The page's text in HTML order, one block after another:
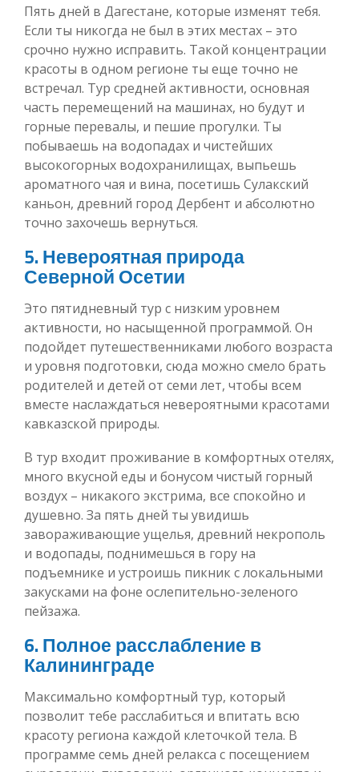
Пять дней в Дагестане, которые изменят тебя.
Если ты никогда не был в этих местах – это
срочно нужно исправить. Такой концентрации
красоты в одном регионе ты еще точно не
встречал. Тур средней активности, основная
часть перемещений на машинах, но будут и
горные перевалы, и пешие прогулки. Ты
побываешь на водопадах и чистейших
высокогорных водохранилищах, выпьешь
ароматного чая и вина, посетишь Сулакский
каньон, древний город Дербент и абсолютно
точно захочешь вернуться.
5. Невероятная природа
Северной Осетии
Это пятидневный тур с низким уровнем
активности, но насыщенной программой. Он
подойдет путешественниками любого возраста
и уровня подготовки, сюда можно смело брать
родителей и детей от семи лет, чтобы всем
вместе наслаждаться невероятными красотами
кавказской природы.
В тур входит проживание в комфортных отелях,
много вкусной еды и бонусом чистый горный
воздух – никакого экстрима, все спокойно и
душевно. За пять дней ты увидишь
завораживающие ущелья, древний некрополь
и водопады, поднимешься в гору на
подъемнике и устроишь пикник с локальными
закусками на фоне ослепительно-зеленого
пейзажа.
6. Полное расслабление в
Калининграде
Максимально комфортный тур, который
позволит тебе расслабиться и впитать всю
красоту региона каждой клеточкой тела. В
программе семь дней релакса с посещением